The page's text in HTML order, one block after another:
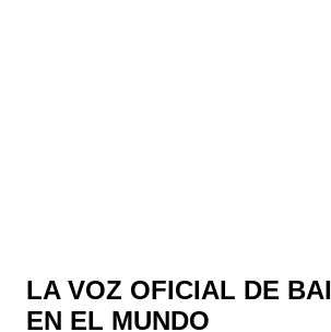
LA VOZ OFICIAL DE
EN EL MUNDO